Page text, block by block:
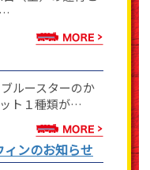
ルースターのか
ト１種類が…
ィンのお知らせ